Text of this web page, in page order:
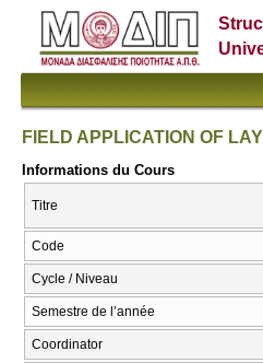
FIELD APPLICATION OF
Informations du Cours
Titre
Code
Cycle / Niveau
Semestre de l’année
Coordinator